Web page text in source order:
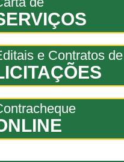
e Contratos de